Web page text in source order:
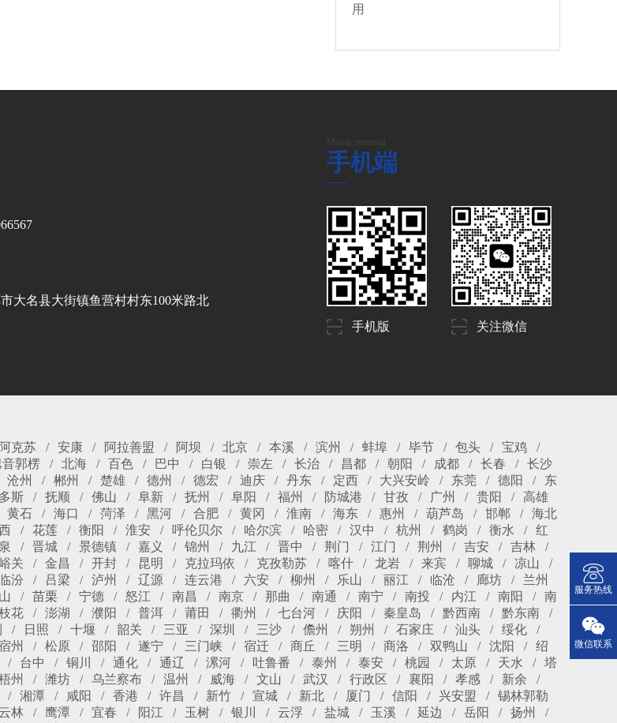
用
大名县大街镇鱼营村村东100米路北
手机端
手机版 关注微信
阿克苏 安康 阿拉善盟 阿坝 北京 本溪 滨州 蚌埠 毕节 包头
宝鸡
音郭楞 北海 百色 巴中 白银 崇左 长治 昌都 朝阳 成都 长春
长沙
沧州 郴州 楚雄 德州 德宏 迪庆 丹东 定西 大兴安岭 东莞 德阳
东
斯 抚顺 佛山 阜新 抚州 阜阳 福州 防城港 甘孜 广州 贵阳
高雄
黄石 海口 菏泽 黑河 合肥 黄冈 淮南 海东 惠州 葫芦岛 邯郸
海北
花莲 衡阳 淮安 呼伦贝尔 哈尔滨 哈密 汉中 杭州 鹤岗 衡水
红
晋城 景德镇 嘉义 锦州 九江 晋中 荆门 江门 荆州 吉安
吉林
关 金昌 开封 昆明 克拉玛依 克孜勒苏 喀什 龙岩 来宾 聊城
凉山
临汾 吕梁 泸州 辽源 连云港 六安 柳州 乐山 丽江 临沧 廊坊
兰州
苗栗 宁德 怒江 南昌 南京 那曲 南通 南宁 南投 内江 南阳
南
花 澎湖 濮阳 普洱 莆田 衢州 七台河 庆阳 秦皇岛 黔西南
黔东南
日照 十堰 韶关 三亚 深圳 三沙 儋州 朔州 石家庄 汕头
绥化
州 松原 邵阳 遂宁 三门峡 宿迁 商丘 三明 商洛 双鸭山 沈阳
绍
台中 铜川 通化 通辽 漯河 吐鲁番 泰州 泰安 桃园 太原 天水
塔
州 潍坊 乌兰察布 温州 威海 文山 武汉 行政区 襄阳 孝感
新余
湘潭 咸阳 香港 许昌 新竹 宣城 新北 厦门 信阳 兴安盟
锡林郭勒
林 鹰潭 宜春 阳江 玉树 银川 云浮 盐城 玉溪 延边 岳阳
扬州
服务热线
微信联系